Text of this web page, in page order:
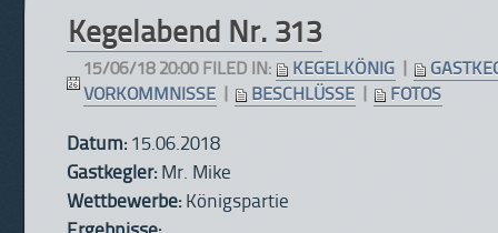
Kegelabend Nr. 313
15/06/18 20:00 FILED IN: KEGELKÖNIG
VORKOMMNISSE
BESCHLÜSSE FOTOS
Datum:15.06.2018
Gastkegler:Mr. Mike
Wettbewerbe: Königspartie